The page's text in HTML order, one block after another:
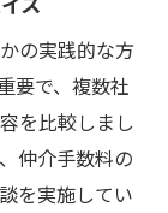
の実践的な方
要で、複数社
を比較しまし
仲介手数料の
を実施してい